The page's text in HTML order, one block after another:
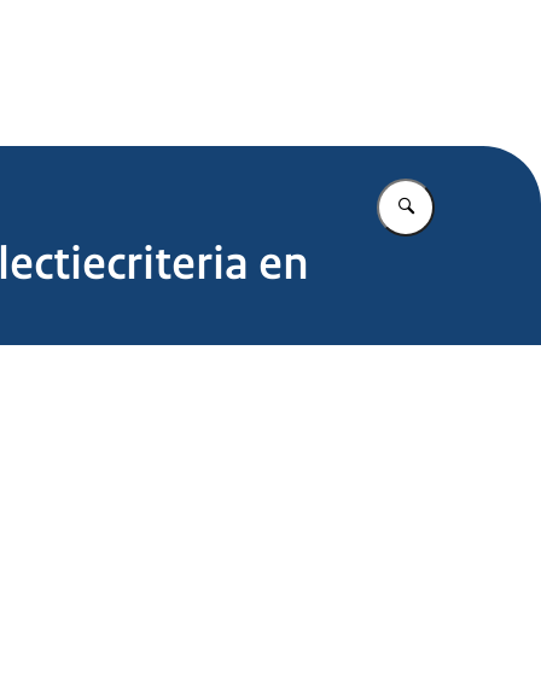
Vul in wat u
en